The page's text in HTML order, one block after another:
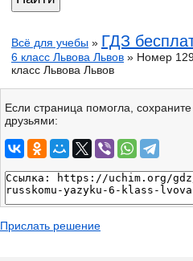
Всё для учебы » ГДЗ
6 класс Львова Львов » Номер
класс Львова Львов
Если страница помогла,
друзьями:
Прислать решение